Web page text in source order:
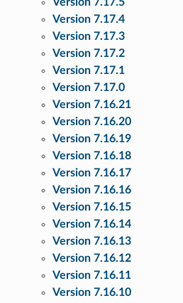
Version 7.17.4
Version 7.17.3
Version 7.17.2
Version 7.17.1
Version 7.17.0
Version 7.16.21
Version 7.16.20
Version 7.16.19
Version 7.16.18
Version 7.16.17
Version 7.16.16
Version 7.16.15
Version 7.16.14
Version 7.16.13
Version 7.16.12
Version 7.16.11
Version 7.16.10